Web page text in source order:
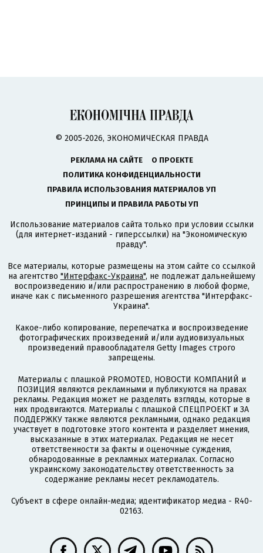
© 2005-2026, ЭКОНОМИЧЕСКАЯ ПРАВДА
РЕКЛАМА НА САЙТЕ
О ПРОЕКТЕ
ПОЛИТИКА КОНФИДЕНЦИАЛЬНОСТИ
ПРАВИЛА ИСПОЛЬЗОВАНИЯ МАТЕРИАЛОВ УП
ПРИНЦИПЫ И ПРАВИЛА РАБОТЫ УП
Использование материалов сайта только при условии ссылки
(для интернет-изданий - гиперссылки) на "Экономическую
правду".
Все материалы, которые размещены на этом сайте со ссылкой
на агентство "Интерфакс-Украина", не подлежат дальнейшему
воспроизведению и/или распространению в любой форме,
иначе как с письменного разрешения агентства "Интерфакс-
Украина".
Какое-либо копирование, перепечатка и воспроизведение
фотографических произведений и/или аудиовизуальных
произведений правообладателя Getty Images строго
запрещены.
Материалы с плашкой PROMOTED, НОВОСТИ КОМПАНИЙ и
ПОЗИЦИЯ являются рекламными и публикуются на правах
рекламы. Редакция может не разделять взгляды, которые в
них продвигаются. Материалы с плашкой СПЕЦПРОЕКТ и ЗА
ПОДДЕРЖКУ также являются рекламными, однако редакция
участвует в подготовке этого контента и разделяет мнения,
высказанные в этих материалах. Редакция не несет
ответственности за факты и оценочные суждения,
обнародованные в рекламных материалах. Согласно
украинскому законодательству ответственность за
содержание рекламы несет рекламодатель.
Субъект в сфере онлайн-медиа; идентификатор медиа - R40-
02163.